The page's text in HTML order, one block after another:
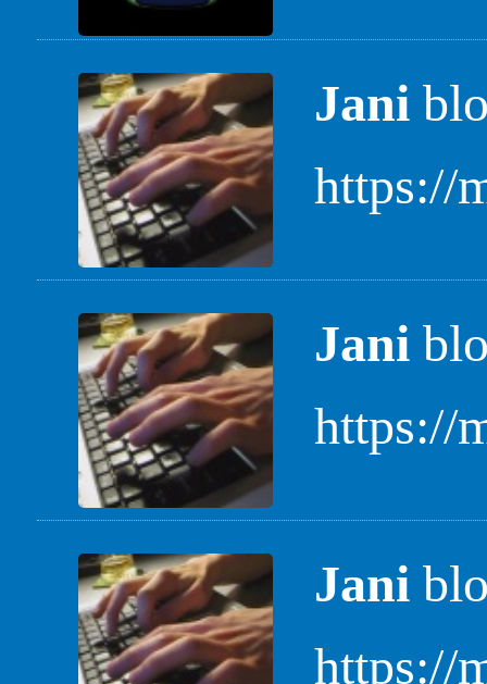
Jani
https://
Jani
https://
Jani
https://